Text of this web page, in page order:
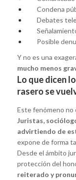
Condena
Debates
Posible
Y no es una
mucho menos
Lo que dicen
rasero se
Este fenómeno no
Juristas,
advirtiendo de
expone de forma
Desde el ámbito
protección del
reiterado y